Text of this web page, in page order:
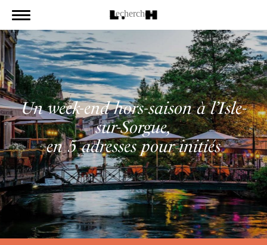
Un week-end hors-saison à l’Isle-
sur-Sorgue,
en 5 adresses pour initiés